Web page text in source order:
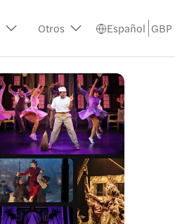
Otros Español GBP